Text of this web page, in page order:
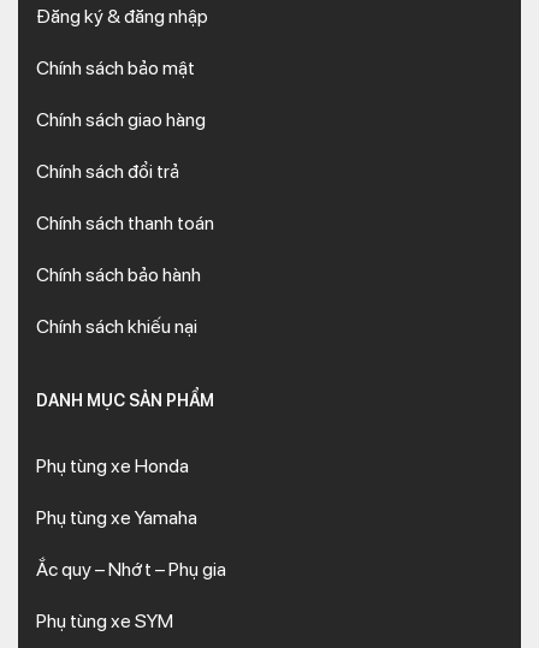
Đăng ký & đăng nhập
Chính sách bảo mật
Chính sách giao hàng
Chính sách đổi trả
Chính sách thanh toán
Chính sách bảo hành
Chính sách khiếu nại
DANH MỤC SẢN PHẨM
Phụ tùng xe Honda
Phụ tùng xe Yamaha
Ắc quy – Nhớt – Phụ gia
Phụ tùng xe SYM